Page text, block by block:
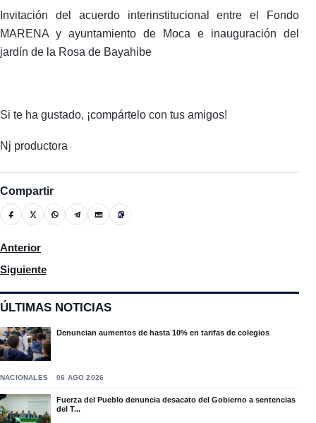
ÚLTIMAS NOTICIAS
Denuncian aumentos de hasta 10% en tarifas de colegios
NACIONALES 06 AGO 2026
Fuerza del Pueblo denuncia desacato del Gobierno a sentencias
del T...
Invitación del acuerdo interinstitucional entre el Fondo
MARENA y ayuntamiento de Moca e inauguración del
jardín de la Rosa de Bayahibe
Si te ha gustado, ¡compártelo con tus amigos!
Nj productora
Compartir
Artículo anterior: El activista popular Guanchi Comprés pide a
Anterior
Artículo siguiente: German Cruz, miembro del FALPO anuncia
Siguiente